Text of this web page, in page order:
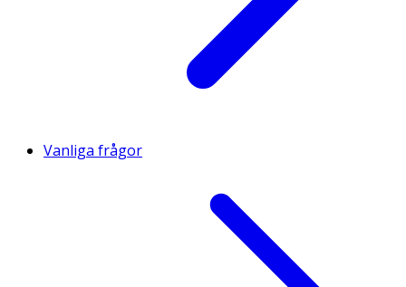
Vanliga frågor